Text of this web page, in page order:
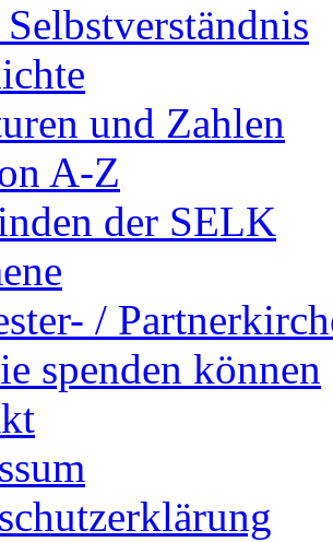
und Zahlen
A-Z
der SELK
/
spenden können